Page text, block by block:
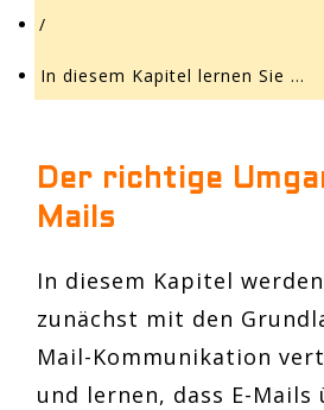
/
In diesem Kapitel lernen Sie …
Der richtige
Mails
In diesem Kapitel
zunächst mit den
Mail-Kommunikation
und lernen, dass E-Mails